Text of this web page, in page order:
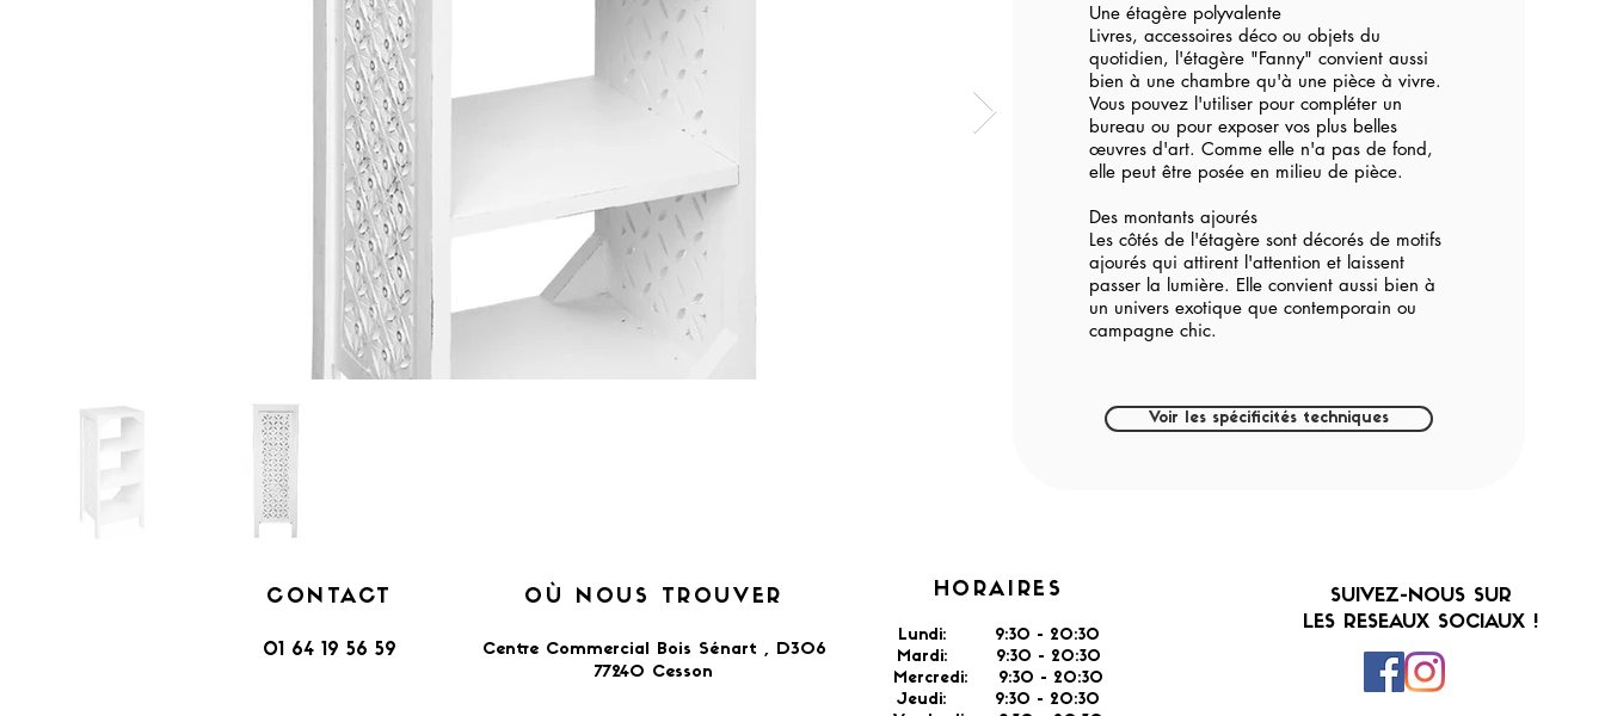
Une étagère polyvalente
Livres, accessoires déco ou objets du
quotidien, l'étagère "Fanny" convient aussi
bien à une chambre qu'à une pièce à vivre.
Vous pouvez l'utiliser pour compléter un
bureau ou pour exposer vos plus belles
œuvres d'art. Comme elle n'a pas de fond,
elle peut être posée en milieu de pièce.
Des montants ajourés
Les côtés de l'étagère sont décorés de motifs
ajourés qui attirent l'attention et laissent
passer la lumière. Elle convient aussi bien à
un univers exotique que contemporain ou
campagne chic.
Voir les spécificités techniques
CONTACT
01 64 19 56 59
OÙ NOUS TROUVER
Centre Commercial Bois Sénart , D306
77240 Cesson​
HORAIRES
Lundi: 9:30 - 20:30
Mardi: 9:30 - 20:30
Mercredi: 9:30 - 20:30
Jeudi: 9:30 - 20:30
SUIVEZ-NOUS SUR
LES RESEAUX SOCIAUX !